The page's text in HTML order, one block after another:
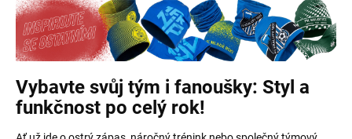
Vybavte svůj tým i fanoušky: Styl a
funkčnost po celý rok!